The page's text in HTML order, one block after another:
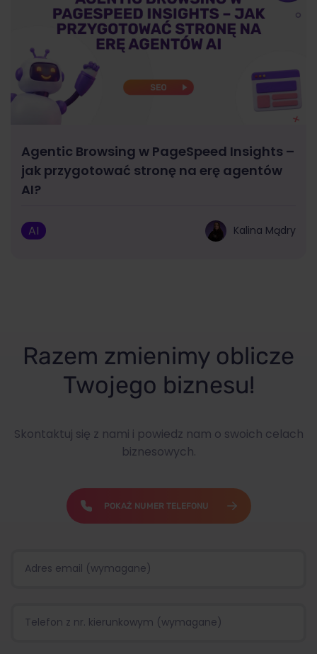
Agentic Browsing w PageSpeed Insights –
jak przygotować stronę na erę agentów
AI?
AI Kalina Mądry
Razem zmienimy oblicze
Twojego biznesu!
Skontaktuj się z nami i powiedz nam o swoich celach
biznesowych.
POKAŻ NUMER TELEFONU